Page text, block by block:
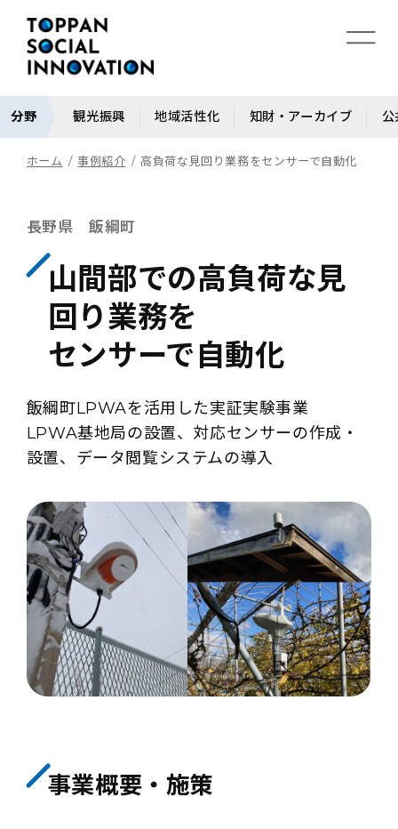
分野 観光振興 地域活性化 知財・アーカイブ
ホーム 事例紹介 高負荷な見回り業務をセンサーで自動化
長野県 飯綱町
山間部での高負荷な見
回り業務を
センサーで自動化
飯綱町LPWAを活用した実証実験事業
LPWA基地局の設置、対応センサーの作成・
設置、データ閲覧システムの導入
事業概要・施策